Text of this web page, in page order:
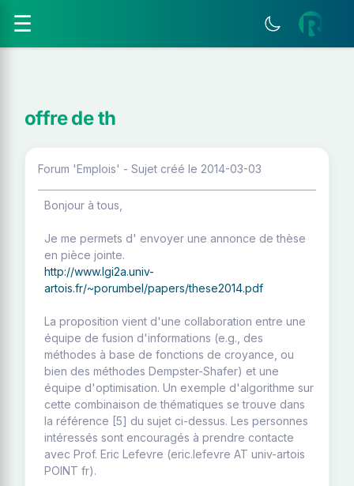
☰
offre de th
Forum 'Emplois' - Sujet créé le 2014-03-03
Bonjour à tous,
Je me permets d' envoyer une annonce de thèse
en pièce jointe.
http://www.lgi2a.univ-
artois.fr/~porumbel/papers/these2014.pdf
La proposition vient d'une collaboration entre une
équipe de fusion d'informations (e.g., des
méthodes à base de fonctions de croyance, ou
bien des méthodes Dempster-Shafer) et une
équipe d'optimisation. Un exemple d'algorithme sur
cette combinaison de thématiques se trouve dans
la référence [5] du sujet ci-dessus. Les personnes
intéressés sont encouragés à prendre contacte
avec Prof. Eric Lefevre (eric.lefevre AT univ-artois
POINT fr).